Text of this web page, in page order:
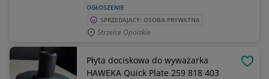
OGŁOSZENIE
SPRZEDAJĄCY: OSOBA PRYWATNA
Strzelce Opolskie
Płyta dociskowa do wyważarka
HAWEKA Quick Plate 259 818 403